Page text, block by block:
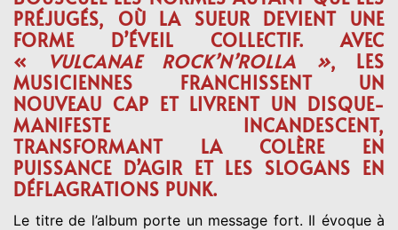
PRÉJUGÉS, OÙ LA SUEUR DEVIENT UNE
FORME D’ÉVEIL COLLECTIF. AVEC
«
VULCANAE ROCK’N’ROLLA », LES
MUSICIENNES FRANCHISSENT UN
NOUVEAU CAP ET LIVRENT UN DISQUE-
MANIFESTE INCANDESCENT,
TRANSFORMANT LA COLÈRE EN
PUISSANCE D’AGIR ET LES SLOGANS EN
DÉFLAGRATIONS PUNK.
Le titre de l’album porte un message fort. Il évoque à